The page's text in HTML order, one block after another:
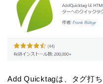
Add Quicktagは、タグ打